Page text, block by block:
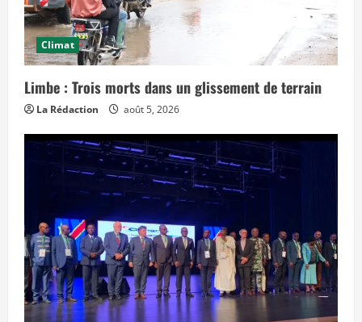
Climat
Limbe : Trois morts dans un glissement de terrain
La Rédaction août 5, 2026